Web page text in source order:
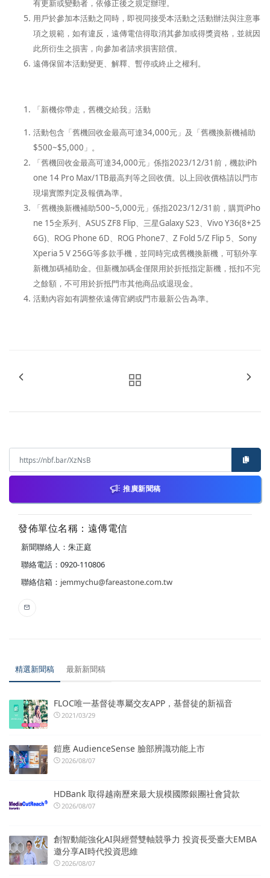
有更新或變動者，依修正後之規定辦理。
用戶於參加本活動之同時，即視同接受本活動之活動辦法與注意事
項之規範，如有違反，遠傳電信得取消其參加或得獎資格，並就因
此所衍生之損害，向參加者請求損害賠償。
遠傳保留本活動變更、解釋、暫停或終止之權利。
「新機你帶走，舊機交給我 」 活動
活動包含「舊機回收金最高可達34,000元」及「舊機換新機補助
$500~$5,000」。
「舊機回收金最高可達34,000元」係指2023/12/31前，機款iPh
one 14 Pro Max/1TB最高判等之回收價。以上回收價格請以門市
現場實際判定及報價為準。
「舊機換新機補助500~5,000元」係指2023/12/31前，購買iPho
ne 15全系列、ASUS ZF8 Flip、三星Galaxy S23、Vivo Y36(8+25
6G)、ROG Phone 6D、ROG Phone7、Z Fold 5/Z Flip 5、Sony
Xperia 5 V 256G等多款手機，並同時完成舊機換新機，可額外享
新機加碼補助金。但新機加碼金僅限用於折抵指定新機，抵扣不完
之餘額，不可用於折抵門市其他商品或退現金。
活動內容如有調整依遠傳官網或門市最新公告為準。
推廣新聞稿
發佈單位名稱：遠傳電信
新聞聯絡人：朱正庭
聯絡電話：0920-110806
聯絡信箱： jemmychu@fareastone.com.tw
精選新聞稿 最新新聞稿
FLOC唯一基督徒專屬交友APP，基督徒的新福音
2021/03/29
鎧應 AudienceSense 臉部辨識功能上市
2026/08/07
HDBank 取得越南歷來最大規模國際銀團社會貸款
2026/08/07
創智動能強化AI與經營雙軸競爭力 投資長受臺大EMBA
邀分享AI時代投資思維
2026/08/07